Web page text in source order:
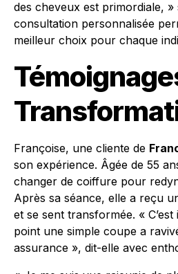
des cheveux est primordiale,
consultation personnalisée
meilleur choix pour chaque
Françoise, une cliente de
son expérience. Âgée de 55
changer de coiffure pour
Après sa séance, elle a reçu
et se sent transformée. «
point une simple coupe a
assurance », dit-elle avec